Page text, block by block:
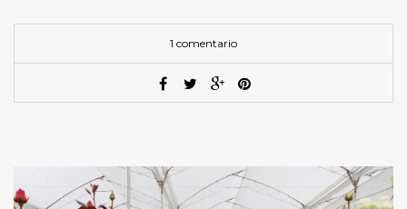
1 comentario